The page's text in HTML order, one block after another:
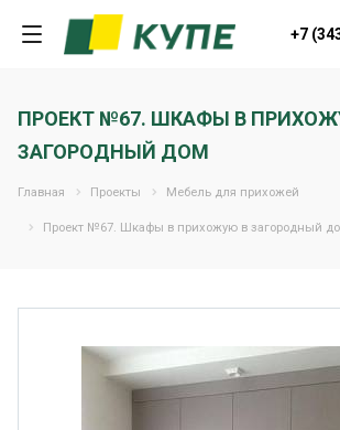
+7
ПРОЕКТ №67. ШКАФЫ В
ЗАГОРОДНЫЙ ДОМ
Главная Проекты Мебель для прихожей
Проект №67. Шкафы в прихожую в загородный